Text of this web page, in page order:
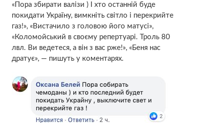
«Пора збирати валізи ) І хто останній буде
покидати Україну, вимкніть світло і перекрийте
газ!», «Вистачило з головою його матусі»,
«Коломойський в своєму репертуарі. Троль 80
лвл. Ви ведетеся, а він з вас рже!», «Беня нас
дратує», — пишуть у коментарях.